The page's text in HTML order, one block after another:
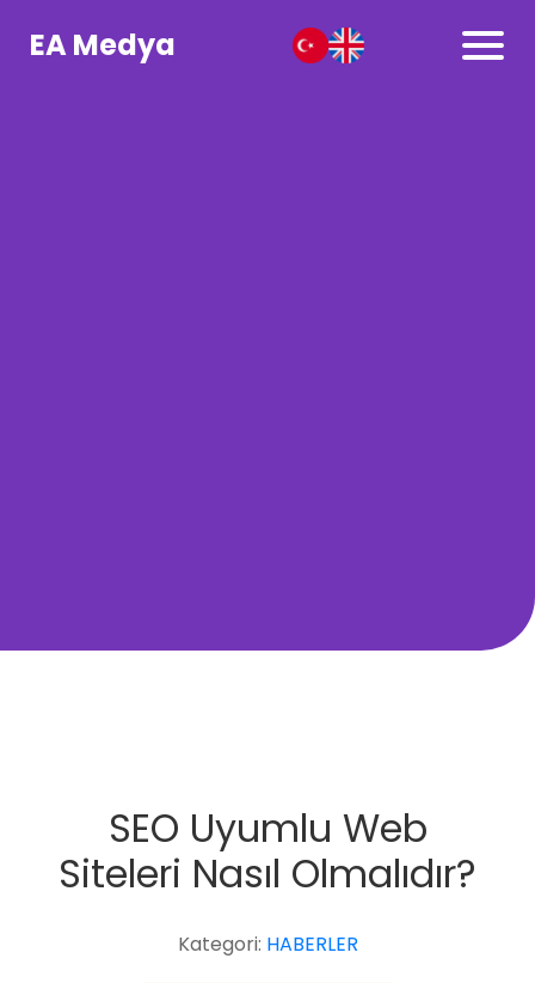
EA Medya
SEO Uyumlu Web
Siteleri Nasıl Olmalıdır?
Kategori: HABERLER